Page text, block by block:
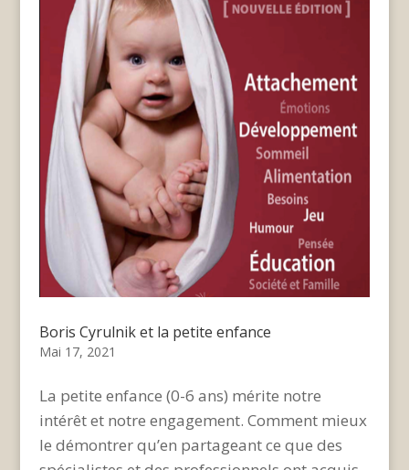
Boris Cyrulnik et la petite enfance
Mai 17, 2021
La petite enfance (0-6 ans) mérite notre
intérêt et notre engagement. Comment mieux
le démontrer qu’en partageant ce que des